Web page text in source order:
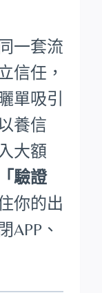
一套流
信任，
單吸引
養信
大額
驗證
你的出
APP、